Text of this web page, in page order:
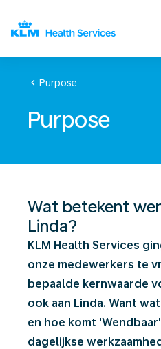
chevron_left Purpose
Purpose
Wat betekent
Linda?
KLM Health Services
onze medewerkers te
bepaalde kernwaarde
ook aan Linda. Want
en hoe komt
dagelijkse
We